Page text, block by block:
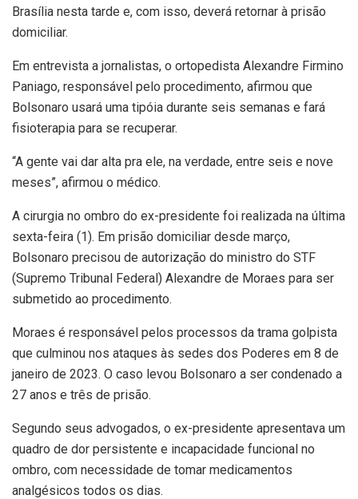
Brasília nesta tarde e, com isso, deverá retornar à prisão
domiciliar.
Em entrevista a jornalistas, o ortopedista Alexandre Firmino
Paniago, responsável pelo procedimento, afirmou que
Bolsonaro usará uma tipóia durante seis semanas e fará
fisioterapia para se recuperar.
“A gente vai dar alta pra ele, na verdade, entre seis e nove
meses”, afirmou o médico.
A cirurgia no ombro do ex-presidente foi realizada na última
sexta-feira (1). Em prisão domiciliar desde março,
Bolsonaro precisou de autorização do ministro do STF
(Supremo Tribunal Federal) Alexandre de Moraes para ser
submetido ao procedimento.
Moraes é responsável pelos processos da trama golpista
que culminou nos ataques às sedes dos Poderes em 8 de
janeiro de 2023. O caso levou Bolsonaro a ser condenado a
27 anos e três de prisão.
Segundo seus advogados, o ex-presidente apresentava um
quadro de dor persistente e incapacidade funcional no
ombro, com necessidade de tomar medicamentos
analgésicos todos os dias.